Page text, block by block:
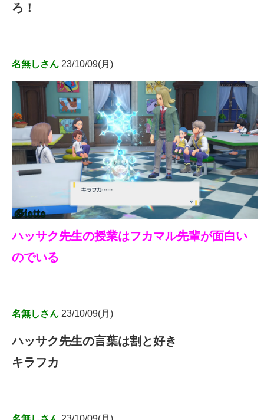
ろ！
名無しさん 23/10/09(月)
ハッサク先生の授業はフカマル先輩が面白い
のでいる
名無しさん 23/10/09(月)
ハッサク先生の言葉は割と好き
キラフカ